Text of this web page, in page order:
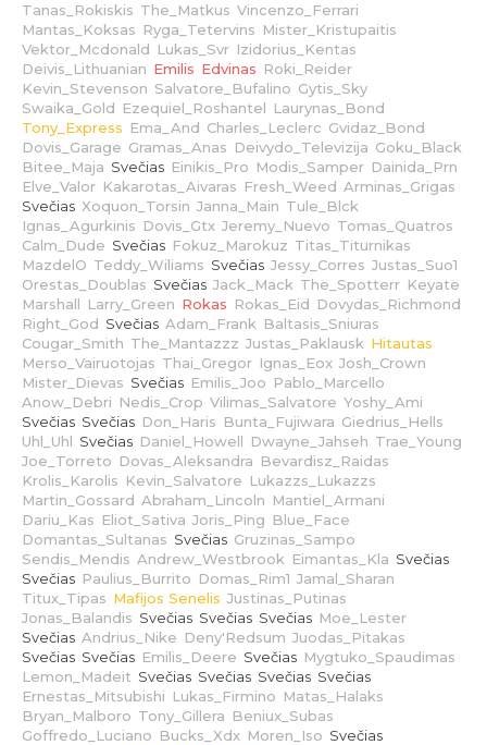
Tanas_Rokiskis The_Matkus Vincenzo_Ferrari
Mantas_Koksas Ryga_Tetervins Mister_Kristupaitis
Vektor_Mcdonald Lukas_Svr Izidorius_Kentas
Deivis_Lithuanian Emilis Edvinas Roki_Reider
Kevin_Stevenson Salvatore_Bufalino Gytis_Sky
Swaika_Gold Ezequiel_Roshantel Laurynas_Bond
Tony_Express Ema_And Charles_Leclerc Gvidaz_Bond
Dovis_Garage Gramas_Anas Deivydo_Televizija Goku_Black
Bitee_Maja Svečias Einikis_Pro Modis_Samper Dainida_Prn
Elve_Valor Kakarotas_Aivaras Fresh_Weed Arminas_Grigas
Svečias Xoquon_Torsin Janna_Main Tule_Blck
Ignas_Agurkinis Dovis_Gtx Jeremy_Nuevo Tomas_Quatros
Calm_Dude Svečias Fokuz_Marokuz Titas_Titurnikas
MazdelO Teddy_Wiliams Svečias Jessy_Corres Justas_Suo1
Orestas_Doublas Svečias Jack_Mack The_Spotterr Keyate
Marshall Larry_Green Rokas Rokas_Eid Dovydas_Richmond
Right_God Svečias Adam_Frank Baltasis_Sniuras
Cougar_Smith The_Mantazzz Justas_Paklausk Hitautas
Merso_Vairuotojas Thai_Gregor Ignas_Eox Josh_Crown
Mister_Dievas Svečias Emilis_Joo Pablo_Marcello
Anow_Debri Nedis_Crop Vilimas_Salvatore Yoshy_Ami
Svečias Svečias Don_Haris Bunta_Fujiwara Giedrius_Hells
Uhl_Uhl Svečias Daniel_Howell Dwayne_Jahseh Trae_Young
Joe_Torreto Dovas_Aleksandra Bevardisz_Raidas
Krolis_Karolis Kevin_Salvatore Lukazzs_Lukazzs
Martin_Gossard Abraham_Lincoln Mantiel_Armani
Dariu_Kas Eliot_Sativa Joris_Ping Blue_Face
Domantas_Sultanas Svečias Gruzinas_Sampo
Sendis_Mendis Andrew_Westbrook Eimantas_Kla Svečias
Svečias Paulius_Burrito Domas_Rim1 Jamal_Sharan
Titux_Tipas Mafijos Senelis Justinas_Putinas
Jonas_Balandis Svečias Svečias Svečias Moe_Lester
Svečias Andrius_Nike Deny'Redsum Juodas_Pitakas
Svečias Svečias Emilis_Deere Svečias Mygtuko_Spaudimas
Lemon_Madeit Svečias Svečias Svečias Svečias
Ernestas_Mitsubishi Lukas_Firmino Matas_Halaks
Bryan_Malboro Tony_Gillera Beniux_Subas
Goffredo_Luciano Bucks_Xdx Moren_Iso Svečias